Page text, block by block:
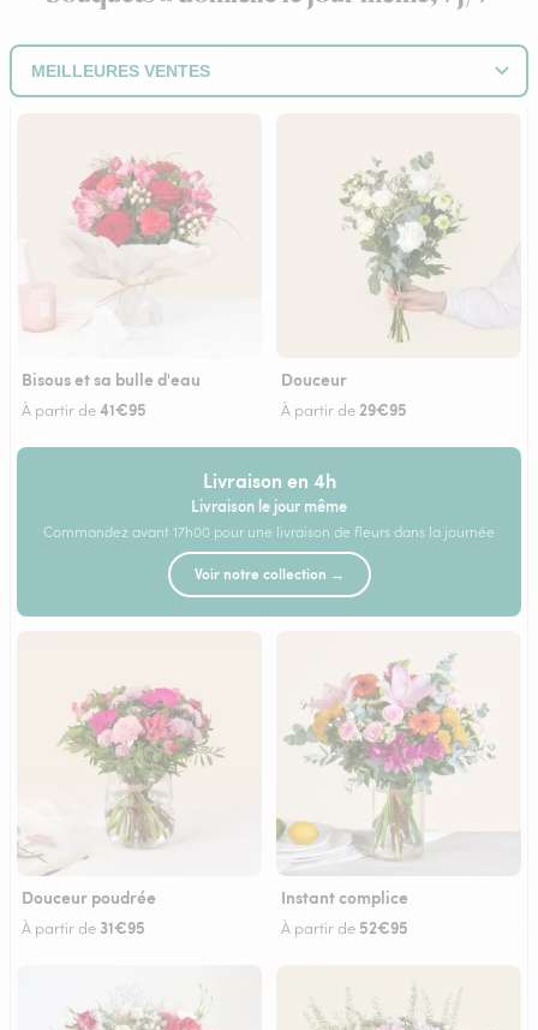
Bisous et sa bulle d'eau
À partir de41€95
Douceur
À partir de 29€95
Livraison en 4h
Livraison le jour même
Commandez avant 17h00 pour une livraison de fleurs dans la journée
Voir notre collection →
Douceur poudrée
À partir de 31€95
Instant complice
À partir de 52€95